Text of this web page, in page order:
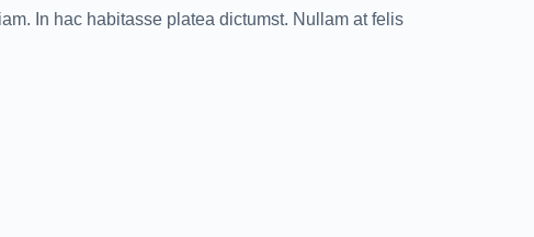
In hac habitasse platea dictumst. Nullam at felis